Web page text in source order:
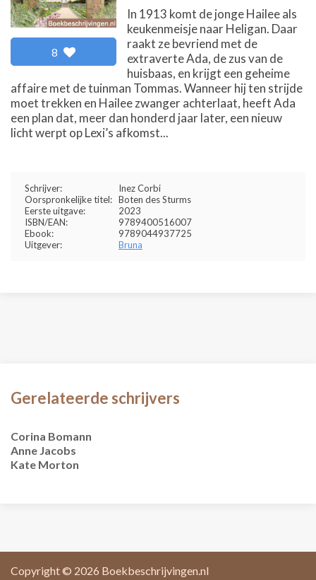
8
In 1913 komt de jonge Hailee als
keukenmeisje naar Heligan. Daar
raakt ze bevriend met de
extraverte Ada, de zus van de
huisbaas, en krijgt een geheime
affaire met de tuinman Tommas. Wanneer hij ten strijde
moet trekken en Hailee zwanger achterlaat, heeft Ada
een plan dat, meer dan honderd jaar later, een nieuw
licht werpt op Lexi’s afkomst...
Schrijver:
Inez Corbi
Oorspronkelijke titel: Boten des Sturms
Eerste uitgave:
2023
ISBN/EAN:
9789400516007
Ebook:
9789044937725
Uitgever:
Bruna
Gerelateerde schrijvers
Corina Bomann
Anne Jacobs
Kate Morton
Copyright © 2026 Boekbeschrijvingen.nl